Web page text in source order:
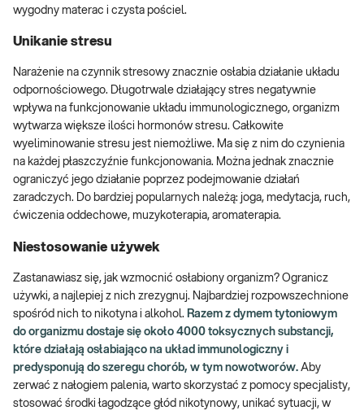
wygodny materac i czysta pościel.
Unikanie stresu
Narażenie na czynnik stresowy znacznie osłabia działanie układu
odpornościowego. Długotrwale działający stres negatywnie
wpływa na funkcjonowanie układu immunologicznego, organizm
wytwarza większe ilości hormonów stresu. Całkowite
wyeliminowanie stresu jest niemożliwe. Ma się z nim do czynienia
na każdej płaszczyźnie funkcjonowania. Można jednak znacznie
ograniczyć jego działanie poprzez podejmowanie działań
zaradczych. Do bardziej popularnych należą: joga, medytacja, ruch,
ćwiczenia oddechowe, muzykoterapia, aromaterapia.
Niestosowanie używek
Zastanawiasz się, jak wzmocnić osłabiony organizm? Ogranicz
używki, a najlepiej z nich zrezygnuj. Najbardziej rozpowszechnione
spośród nich to nikotyna i alkohol. Razem z dymem tytoniowym
do organizmu dostaje się około 4000 toksycznych substancji,
które działają osłabiająco na układ immunologiczny i
predysponują do szeregu chorób, w tym nowotworów. Aby
zerwać z nałogiem palenia, warto skorzystać z pomocy specjalisty,
stosować środki łagodzące głód nikotynowy, unikać sytuacji, w